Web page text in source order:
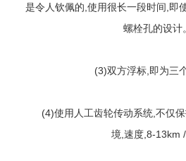
是令人钦佩的,使用很长一段时间,即
螺栓孔的设计。
(3)双方浮标,即为三个,
(4)使用人工齿轮传动系统,不仅保
境,速度,8-13km /